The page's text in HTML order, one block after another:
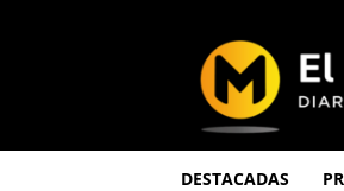
DESTACADAS